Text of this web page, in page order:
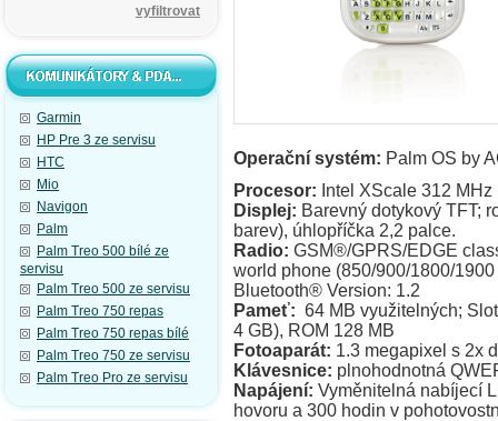
Garmin
HP Pre 3 ze servisu
HTC
Mio
Navigon
Palm
Palm Treo 500 bílé ze
servisu
Palm Treo 500 ze servisu
Palm Treo 750 repas
Palm Treo 750 repas bílé
Palm Treo 750 ze servisu
Palm Treo Pro ze servisu
Operační systém: Palm OS by
Procesor: Intel XScale 312 MHz
Displej: Barevný dotykový TFT;
barev), úhlopříčka 2,2 palce.
Radio: GSM®/GPRS/EDGE
world phone (850/900/1800/1900
Bluetooth® Version: 1.2
Pameť: 64 MB využitelných;
4 GB), ROM 128 MB
Fotoaparát: 1.3 megapixel s 2x
Klávesnice: plnohodnotná
Napájení: Vyměnitelná nabíjecí
hovoru a 300 hodin v